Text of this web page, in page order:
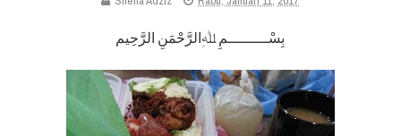
بِسْـــــــــمِ ﷲِالرَّحْمَنِ الرَّحِيم